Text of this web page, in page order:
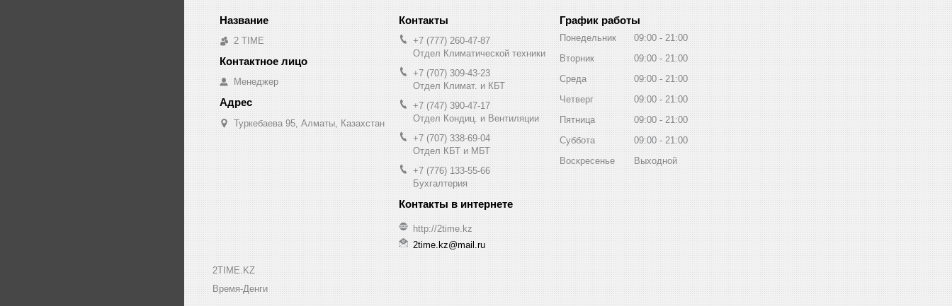
2 TIME
Менеджер
Туркебаева 95, Алматы, Казахстан
+7 (777) 260-47-87
Отдел Климатической техники
+7 (707) 309-43-23
Отдел Климат. и КБТ
+7 (747) 390-47-17
Отдел Кондиц. и Вентиляции
+7 (707) 338-69-04
Отдел КБТ и МБТ
+7 (776) 133-55-66
Бухгалтерия
http://2time.kz
2time.kz@mail.ru
График работы
Понедельник 09:00
21:00
Вторник
09:00
21:00
Среда
09:00
21:00
Четверг
09:00
21:00
Пятница
09:00
21:00
Суббота
09:00
21:00
Воскресенье
Выходной
2TIME.KZ
Время-Денги